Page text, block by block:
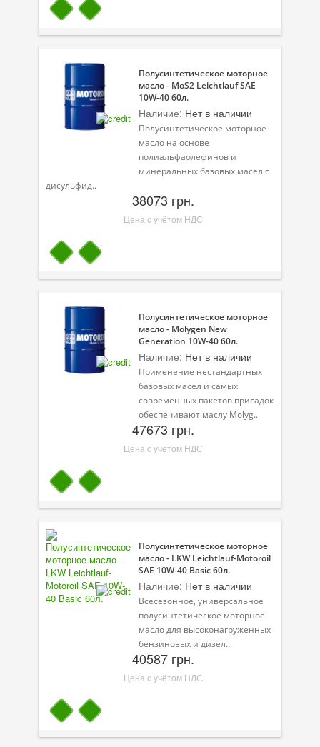
Профи-серия
Специальные программы
Велосипедная программа
Масла для лодочных моторов
Моторное масло для мотоцикла
Оружейное масло
Садовая программа
Зимняя программа
Полусинтетическое моторное
масло - MoS2 Leichtlauf SAE
10W-40 60л.
Наличие: Нет в наличии
Полусинтетическое моторное
масло на основе
полиальфаолефинов и
минеральных базовых масел с
дисульфид..
38073 грн.
Цена с учётом НДС
Полусинтетическое моторное
масло - Molygen New
Generation 10W-40 60л.
Наличие: Нет в наличии
Применение нестандартных
базовых масел и самых
современных пакетов присадок
обеспечивают маслу Molyg..
47673 грн.
Цена с учётом НДС
Полусинтетическое моторное
масло - LKW Leichtlauf-Motoroil
SAE 10W-40 Basic 60л.
Наличие: Нет в наличии
Всесезонное, универсальное
полусинтетическое моторное
масло для высоконагруженных
бензиновых и дизел..
40587 грн.
Цена с учётом НДС